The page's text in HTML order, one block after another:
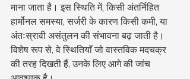
माना जाता है। इस स्थिति में, किसी अंतर्निहित
हार्मोनल समस्या, सर्जरी के कारण किसी कमी, या
अंतःस्रावी असंतुलन की संभावना बढ़ जाती है।
विशेष रूप से, वे स्थितियाँ जो वास्तविक मदचक्र
की तरह दिखती हैं, उनके लिए आगे की जांच